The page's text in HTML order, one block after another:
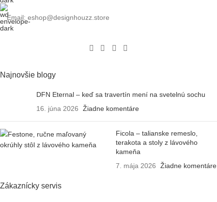
Email: eshop@designhouzz.store
Najnovšie blogy
DFN Eternal – keď sa travertín mení na svetelnú sochu
16. júna 2026
Žiadne komentáre
Ficola – talianske remeslo,
terakota a stoly z lávového
kameňa
7. mája 2026
Žiadne komentáre
Zákaznícky servis